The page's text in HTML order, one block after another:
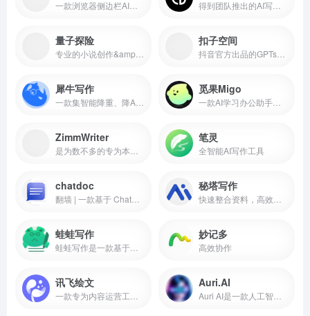
量子探险 扣子空间
犀牛写作 觅果Migo
ZimmWriter 笔灵
全智能AI写作工具
chatdoc 秘塔写作
蛙蛙写作 妙记多
高效协作
讯飞绘文 Auri.AI